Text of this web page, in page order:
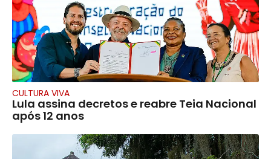
CULTURA VIVA
Lula assina decretos e reabre Teia Nacional
após 12 anos